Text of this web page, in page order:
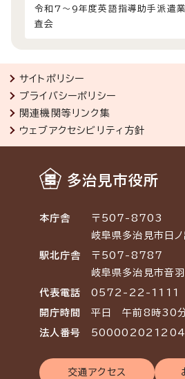
令和7～9年度英語指導助手派遣
査会
サイトポリシー
プライバシーポリシー
関連機関等リンク集
ウェブアクセシビリティ方針
多治見市役所
本庁舎
〒507-8703
岐阜県多治見市日
駅北庁舎
〒507-8787
岐阜県多治見市音
代表電話 0572-22-1111
開庁時間 平日 午前8時30
法人番号
交通アクセス